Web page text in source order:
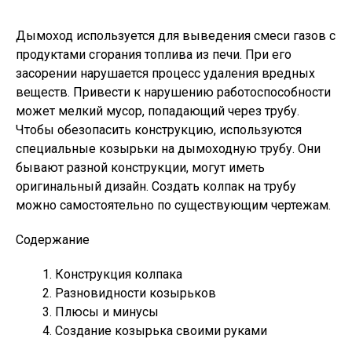
Дымоход используется для выведения смеси газов с
продуктами сгорания топлива из печи. При его
засорении нарушается процесс удаления вредных
веществ. Привести к нарушению работоспособности
может мелкий мусор, попадающий через трубу.
Чтобы обезопасить конструкцию, используются
специальные козырьки на дымоходную трубу. Они
бывают разной конструкции, могут иметь
оригинальный дизайн. Создать колпак на трубу
можно самостоятельно по существующим чертежам.
Содержание
Конструкция колпака
Разновидности козырьков
Плюсы и минусы
Создание козырька своими руками